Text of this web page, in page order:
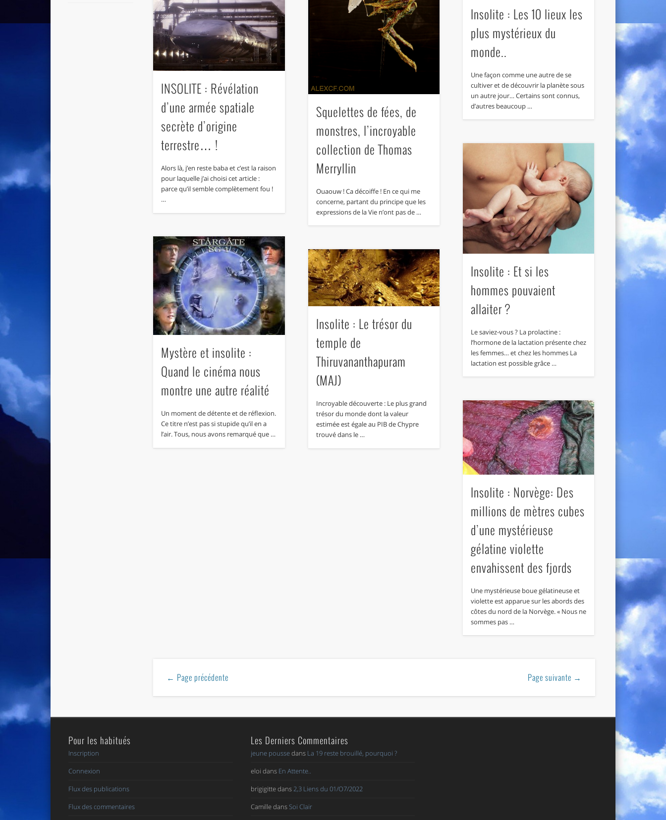
Squelettes de fées, de
monstres, l’incroyable
collection de Thomas
Merryllin
Ouaouw ! Ca décoiffe ! En ce qui me
concerne, partant du principe que les
expressions de la Vie n’ont pas de …
Insolite : Les 10 lieux les
plus mystérieux du
monde..
Une façon comme une autre de se
cultiver et de découvrir la planète sous
un autre jour… Certains sont connus,
d’autres beaucoup …
INSOLITE : Révélation
d’une armée spatiale
secrète d’origine
terrestre… !
Alors là, j’en reste baba et c’est la raison
pour laquelle j’ai choisi cet article :
parce qu’il semble complètement fou !
…
Insolite : Et si les
hommes pouvaient
allaiter ?
Le saviez-vous ? La prolactine :
l’hormone de la lactation présente chez
les femmes… et chez les hommes La
lactation est possible grâce …
Mystère et insolite :
Quand le cinéma nous
montre une autre réalité
Un moment de détente et de réflexion.
Ce titre n’est pas si stupide qu’il en a
l’air. Tous, nous avons remarqué que …
Insolite : Le trésor du
temple de
Thiruvananthapuram
(MAJ)
Incroyable découverte : Le plus grand
trésor du monde dont la valeur
estimée est égale au PIB de Chypre
trouvé dans le …
Insolite : Norvège: Des
millions de mètres cubes
d’une mystérieuse
gélatine violette
envahissent des fjords
Une mystérieuse boue gélatineuse et
violette est apparue sur les abords des
côtes du nord de la Norvège. « Nous ne
sommes pas …
← Page précédente Page suivante →
Pour les habitués
Inscription
Connexion
Flux des publications
Flux des commentaires
Les Derniers Commentaires
jeune poussedans La 19 reste brouillé, pourquoi ?
eloi dans En Attente..
brigigittedans2,3 Liens du 01/O7/2022
CamilledansSoi Clair